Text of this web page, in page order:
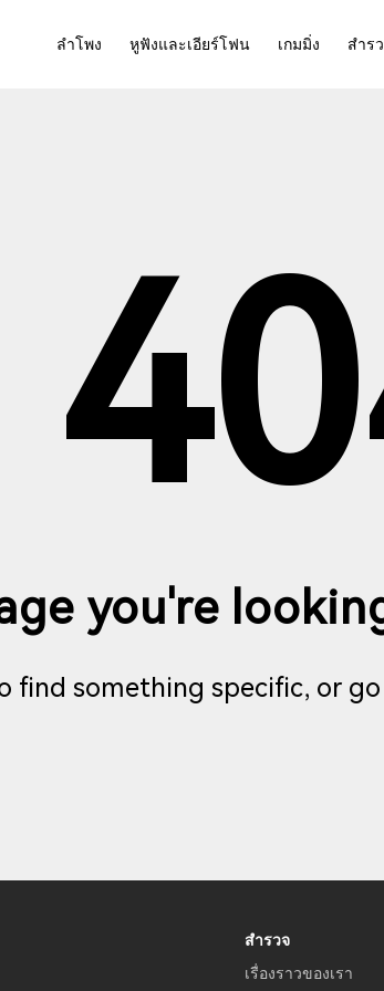
ลำโพง หูฟังและเอียร์โฟน เกมมิ่ง สำร
you're
find something specific, or
สำรวจ
เรื่องราวของเรา